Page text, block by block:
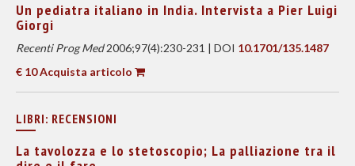
Un pediatra italiano in India. Intervista a Pier Luigi
Giorgi
Recenti Prog Med2006;97(4):230-231 | DOI 10.1701/135.1487
€ 10 Acquista articolo
LIBRI: RECENSIONI
La tavolozza e lo stetoscopio; La palliazione tra il